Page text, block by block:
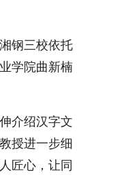
湘钢三校依托
学院曲新楠
介绍汉字文
教授进一步细
匠心，让同